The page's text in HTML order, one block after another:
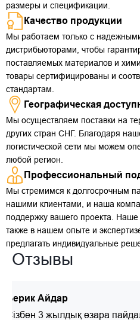
размеры и спецификации.
Качество продукции
Мы работаем только с
дистрибьюторами, чтобы
поставляемых материалов и
товары сертифицированы и
стандартам.
Географическая
Мы осуществляем поставки на
других стран СНГ. Благодаря
логистической сети мы можем
любой регион.
Профессиональный
Мы стремимся к долгосрочным
нашими клиентами, и наша
поддержку вашего проекта.
также в нашем опыте и
предлагать индивидуальные
Отзывы
Берик Айдар
Сізбен 3 жылдық өзара